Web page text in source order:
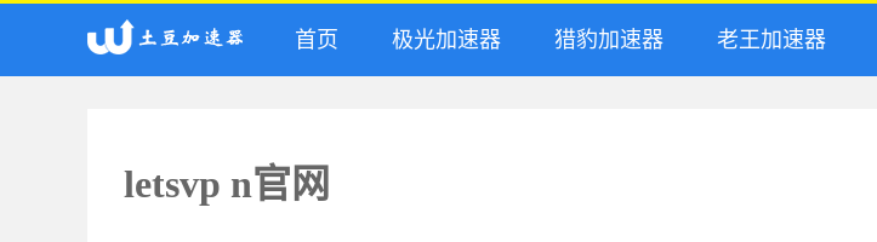
首页 极光加速器 猎豹加速器 老王加速器
letsvp n官网